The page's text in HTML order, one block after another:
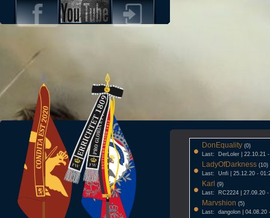
• DonEquality (0)
Last: DerLoler | 22.10.21
• LadyOfDarkness (10)
Last: Unfi | 25.12.20 -
• Karl (9)
Last: RC2224 | 27.09.20 -
• Marvshion (5)
Last: dangolon | 04.08.20